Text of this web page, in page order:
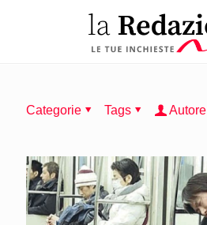
Categorie Tags Autore